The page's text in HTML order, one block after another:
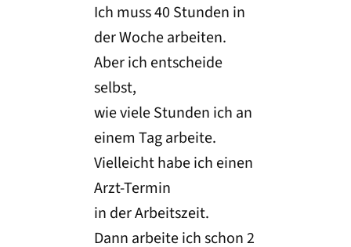
Ich muss 40 Stunden in
der Woche arbeiten.
Aber ich entscheide
selbst,
wie viele Stunden ich an
einem Tag arbeite.
Vielleicht habe ich einen
Arzt-Termin
in der Arbeitszeit.
Dann arbeite ich schon 2